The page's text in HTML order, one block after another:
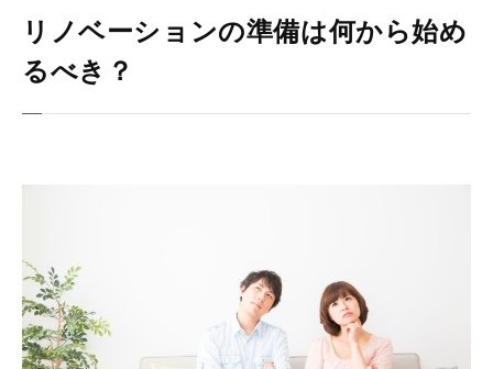
リノベーションの準備は何から始め
るべき？